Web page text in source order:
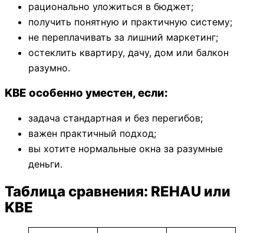
рационально уложиться в бюджет;
получить понятную и практичную систему;
не переплачивать за лишний маркетинг;
остеклить квартиру, дачу, дом или балкон
разумно.
KBE особенно уместен, если:
задача стандартная и без перегибов;
важен практичный подход;
вы хотите нормальные окна за разумные
деньги.
Таблица сравнения: REHAU или
KBE